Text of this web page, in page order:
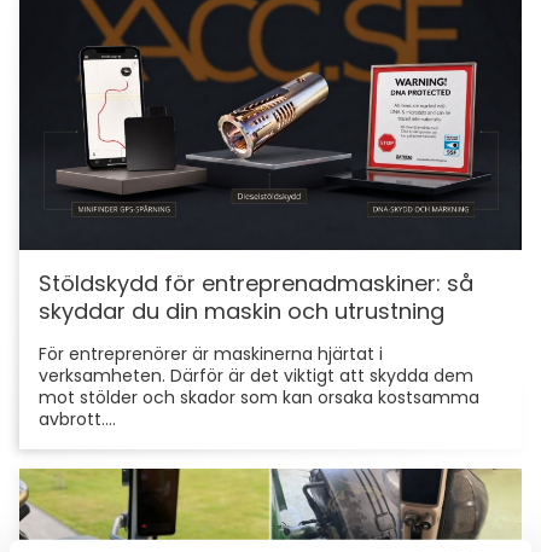
Stöldskydd för entreprenadmaskiner: så
skyddar du din maskin och utrustning
För entreprenörer är maskinerna hjärtat i
verksamheten. Därför är det viktigt att skydda dem
mot stölder och skador som kan orsaka kostsamma
avbrott....